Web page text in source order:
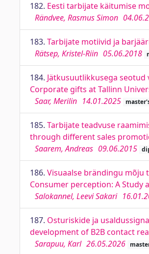
182. Eesti tarbijate käitumise
Rändvee, Rasmus Simon
183. Tarbijate motiivid ja
Rätsep, Kristel-Riin 05.06.2018
184. Jätkusuutlikkusega seotud
Corporate gifts at Tallinn
Saar, Merilin 14.01.2025
185. Tarbijate teadvuse
through different sales
Saarem, Andreas 09.06.2015
186. Visuaalse brändingu mõju
Consumer perception: A Study
Salokannel, Leevi Sakari
187. Osturiskide ja
development of B2B contact
Sarapuu, Karl 26.05.2026